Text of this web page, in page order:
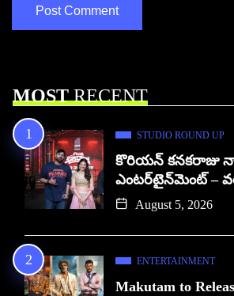
MOSTRECENT
STUDIO ROUND UP
కొరియన్ కనకరాజు
ఎంటర్‌టైన్‌మెంట్ –
August 5, 2026
ENTERTAINMENT
Makutam to